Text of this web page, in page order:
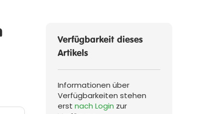
Verfügbarkeit dieses
Artikels
Informationen über
Verfügbarkeiten stehen
erstnach Login zur